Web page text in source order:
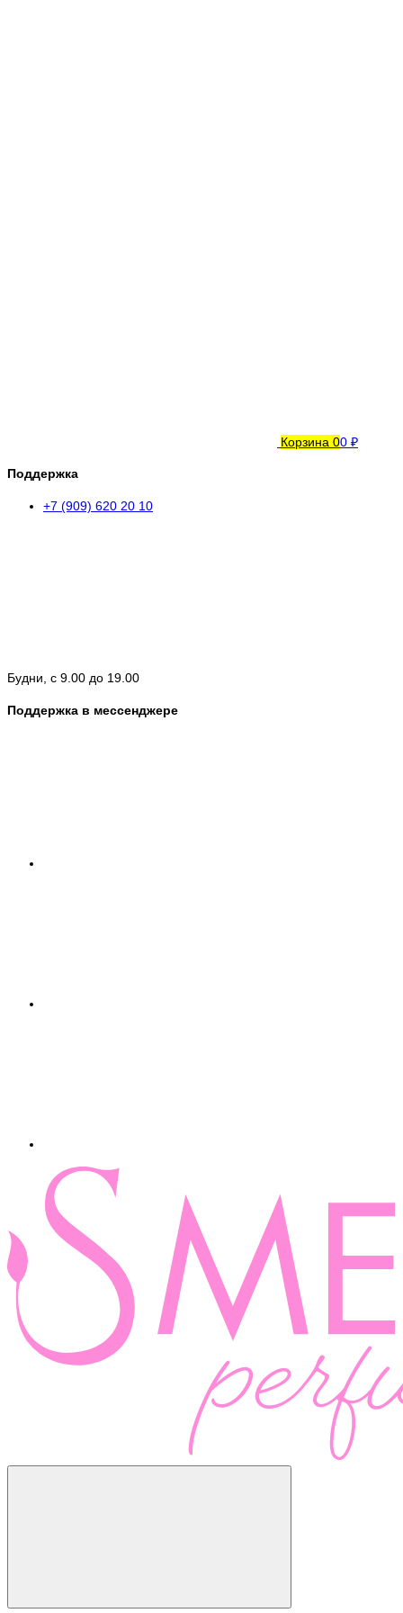
Корзина 00 ₽
Поддержка
+7 (909) 620 20 10
Будни, с 9.00 до 19.00
Поддержка в мессенджере